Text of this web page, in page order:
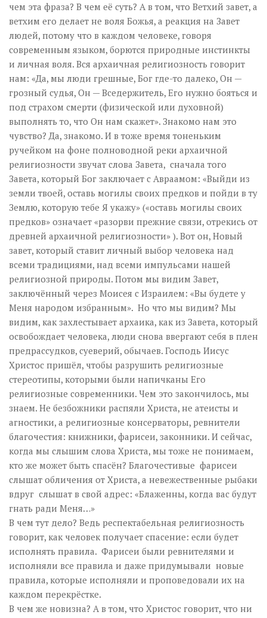
чем эта фраза? В чем её суть? А в том, что Ветхий завет, а
ветхим его делает не воля Божья, а реакция на Завет
людей, потому что в каждом человеке, говоря
современным языком, борются природные инстинкты
и личная воля. Вся архаичная религиозность говорит
нам: «Да, мы люди грешные, Бог где-то далеко, Он —
грозный судья, Он — Вседержитель, Его нужно бояться и
под страхом смерти (физической или духовной)
выполнять то, что Он нам скажет». Знакомо нам это
чувство? Да, знакомо. И в тоже время тоненьким
ручейком на фоне полноводной реки архаичной
религиозности звучат слова Завета, сначала того
Завета, который Бог заключает с Авраамом: «Выйди из
земли твоей, оставь могилы своих предков и пойди в ту
Землю, которую тебе Я укажу» («оставь могилы своих
предков» означает «разорви прежние связи, отрекись от
древней архаичной религиозности» ). Вот он, Новый
завет, который ставит личный выбор человека над
всеми традициями, над всеми импульсами нашей
религиозной природы. Потом мы видим Завет,
заключённый через Моисея с Израилем: «Вы будете у
Меня народом избранным». Но что мы видим? Мы
видим, как захлестывает архаика, как из Завета, который
освобождает человека, люди снова ввергают себя в плен
предрассудков, суеверий, обычаев. Господь Иисус
Христос пришёл, чтобы разрушить религиозные
стереотипы, которыми были напичканы Его
религиозные современники. Чем это закончилось, мы
знаем. Не безбожники распяли Христа, не атеисты и
агностики, а религиозные консерваторы, ревнители
благочестия: книжники, фарисеи, законники. И сейчас,
когда мы слышим слова Христа, мы тоже не понимаем,
кто же может быть спасён? Благочестивые фарисеи
слышат обличения от Христа, а невежественные рыбаки
вдруг слышат в свой адрес: «Блаженны, когда вас будут
гнать ради Меня…»
В чем тут дело? Ведь респектабельная религиозность
говорит, как человек получает спасение: если будет
исполнять правила. Фарисеи были ревнителями и
исполняли все правила и даже придумывали новые
правила, которые исполняли и проповедовали их на
каждом перекрёстке.
В чем же новизна? А в том, что Христос говорит, что ни